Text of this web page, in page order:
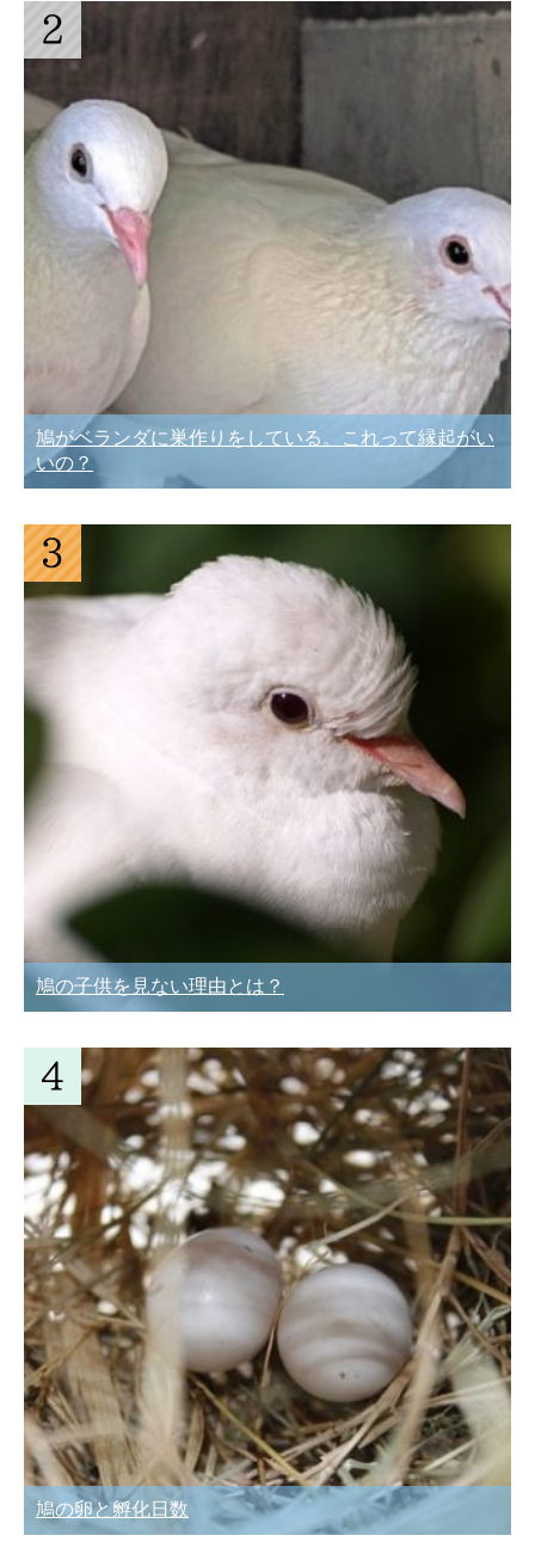
鳩がベランダに巣作りをしている。これって縁起がい
いの？
鳩の子供を見ない理由とは？
鳩の卵と孵化日数